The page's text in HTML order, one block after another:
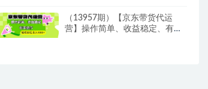
（13957期）【京东带货代运
营】操作简单、收益稳定、有手